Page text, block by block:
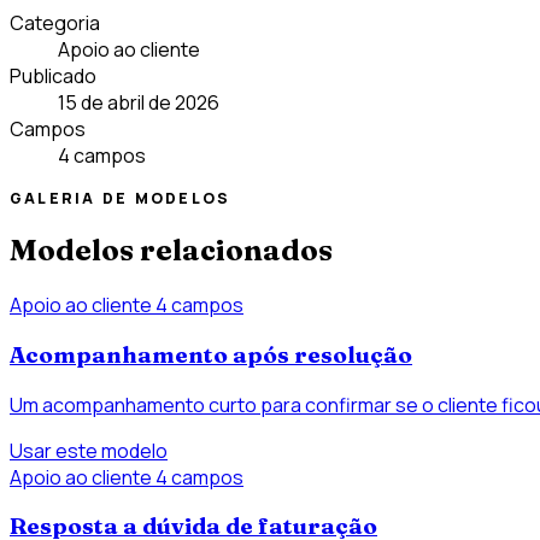
Categoria
Apoio ao cliente
Publicado
15 de abril de 2026
Campos
4 campos
GALERIA DE MODELOS
Modelos relacionados
Apoio ao cliente 4 campos
Acompanhamento após resolução
Um acompanhamento curto para confirmar se o cliente
Usar este modelo
Apoio ao cliente 4 campos
Resposta a dúvida de faturação